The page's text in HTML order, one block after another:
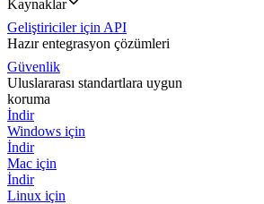
Kaynaklar
Geliştiriciler için API
Hazır entegrasyon çözümleri
Güvenlik
Uluslararası standartlara uygun
koruma
İndir
Windows için
İndir
Mac için
İndir
Linux için